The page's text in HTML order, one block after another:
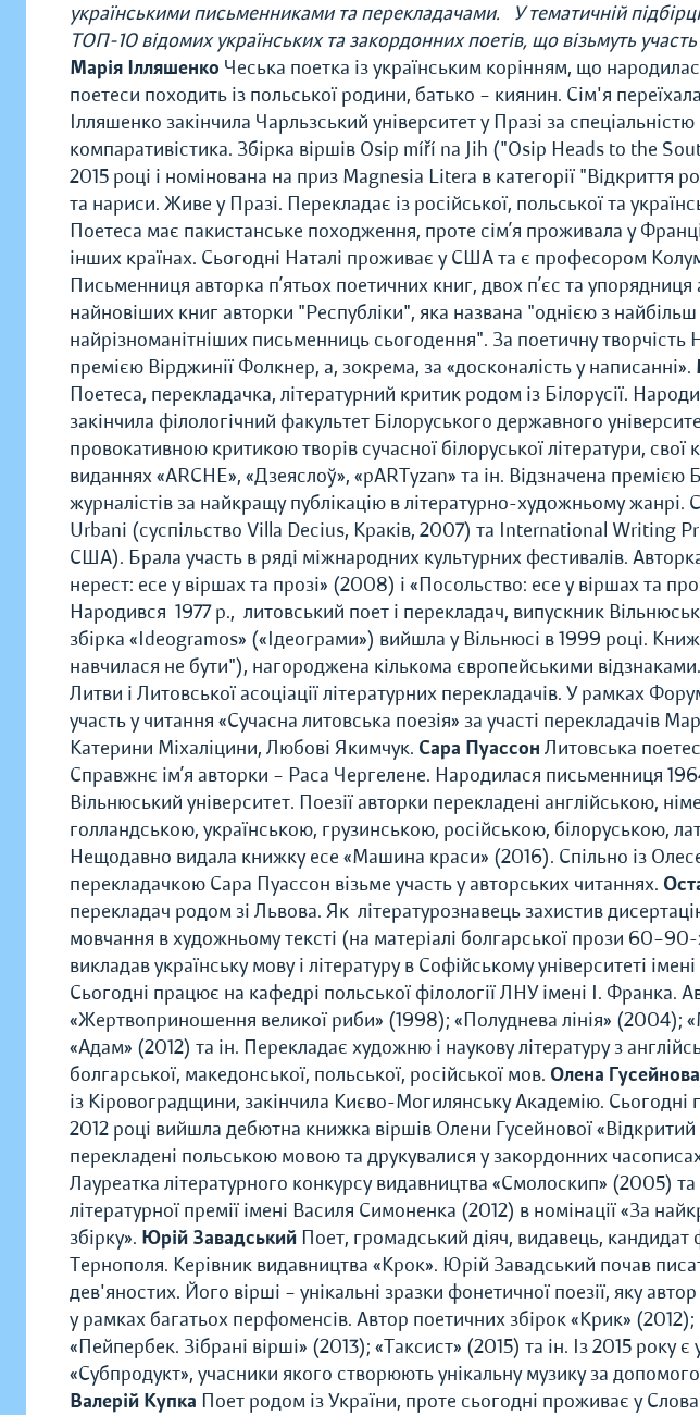
українськими письменниками та перекладачами.
У тематичній
ТОП-10 відомих українських та закордонних поетів, що візьмуть
Марія Ілляшенко Чеська поетка із українським корінням, що
поетеси походить із польської родини, батько – киянин. Сім'я
Ілляшенко закінчила Чарльзський університет у Празі за
компаративістика. Збірка віршів Osip míří na Jih ("Osip Heads to the
2015 році і номінована на приз Magnesia Litera в категорії "Відкриття
та нариси. Живе у Празі. Перекладає із російської, польської та
Поетеса має пакистанське походження, проте сім’я проживала у
інших країнах. Сьогодні Наталі проживає у США та є професором
Письменниця авторка п’ятьох поетичних книг, двох п’єс та упорядниця
найновіших книг авторки "Республіки", яка названа "однією з найбільш
найрізноманітніших письменниць сьогодення". За поетичну творчість
премією Вірджинії Фолкнер, а, зокрема, за «досконалість у написанні».
Поетеса, перекладачка, літературний критик родом із Білорусії.
закінчила філологічний факультет Білоруського державного
провокативною критикою творів сучасної білоруської літератури, свої
виданнях «ARCHE», «Дзеяслоў», «pARTyzan» та ін. Відзначена премією
журналістів за найкращу публікацію в літературно-художньому жанрі.
Urbani (суспільство Villa Decius, Краків, 2007) та International Writing
США). Брала участь в ряді міжнародних культурних фестивалів.
нерест: есе у віршах та прозі» (2008) і «Посольство: есе у віршах та
Народився 1977 р., литовський поет і перекладач, випускник
збірка «Ideogramos» («Ідеограми») вийшла у Вільнюсі в 1999 році.
навчилася не бути"), нагороджена кількома європейськими
Литви і Литовської асоціації літературних перекладачів. У рамках
участь у читання «Сучасна литовська поезія» за участі перекладачів
Катерини Міхаліцини, Любові Якимчук. Сара Пуассон Литовська
Справжнє ім’я авторки – Раса Чергелене. Народилася письменниця
Вільнюський університет. Поезії авторки перекладені англійською,
голландською, українською, грузинською, російською, білоруською,
Нещодавно видала книжку есе «Машина краси» (2016). Спільно із
перекладачкою Сара Пуассон візьме участь у авторських читаннях.
перекладач родом зі Львова. Як літературознавець захистив
мовчання в художньому тексті (на матеріалі болгарської прози
викладав українську мову і літературу в Софійському університеті
Сьогодні працює на кафедрі польської філології ЛНУ імені І. Франка.
«Жертвоприношення великої риби» (1998); «Полуднева лінія» (2004);
«Адам» (2012) та ін. Перекладає художню і наукову літературу з
болгарської, македонської, польської, російської мов. Олена
із Кіровоградщини, закінчила Києво-Могилянську Академію. Сьогодні
2012 році вийшла дебютна книжка віршів Олени Гусейнової
перекладені польською мовою та друкувалися у закордонних
Лауреатка літературного конкурсу видавництва «Смолоскип» (2005) та
літературної премії імені Василя Симоненка (2012) в номінації «За
збірку». Юрій Завадський Поет, громадський діяч, видавець, кандидат
Тернополя. Керівник видавництва «Крок». Юрій Завадський почав
дев'яностих. Його вірші – унікальні зразки фонетичної поезії, яку
у рамках багатьох перфоменсів. Автор поетичних збірок «Крик»
«Пейпербек. Зібрані вірші» (2013); «Таксист» (2015) та ін. Із 2015 року
«Субпродукт», учасники якого створюють унікальну музику за
Валерій Купка Поет родом із України, проте сьогодні проживає у